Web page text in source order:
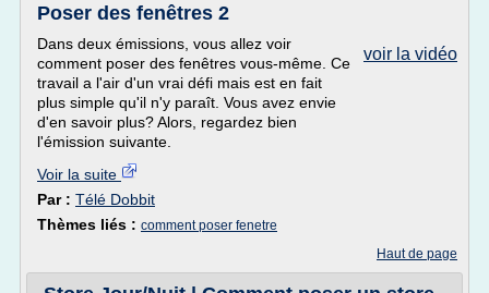
Poser des fenêtres 2
voir la vidéo
Dans deux émissions, vous allez voir
comment poser des fenêtres vous-même. Ce
travail a l'air d'un vrai défi mais est en fait
plus simple qu'il n'y paraît. Vous avez envie
d'en savoir plus? Alors, regardez bien
l'émission suivante.
Voir la suite
Par : Télé Dobbit
Thèmes liés : comment poser fenetre
Haut de page